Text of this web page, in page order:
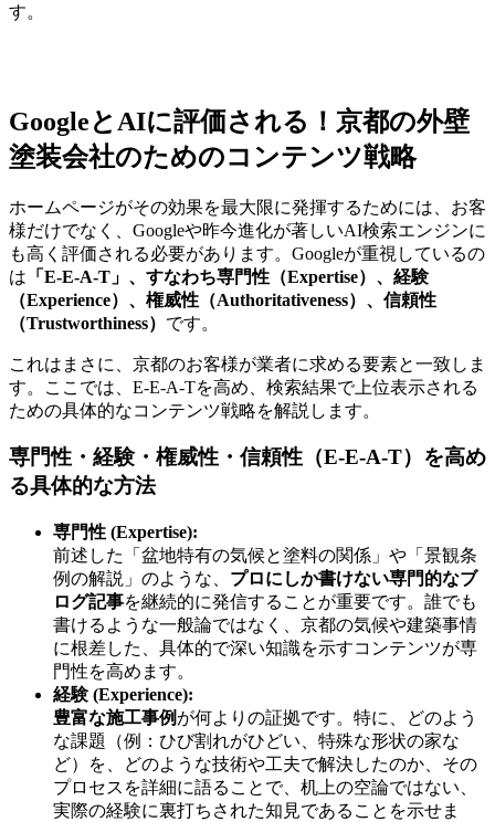
す。
GoogleとAIに評価される！京都の外壁
塗装会社のためのコンテンツ戦略
ホームページがその効果を最大限に発揮するためには、お客
様だけでなく、Googleや昨今進化が著しいAI検索エンジンに
も高く評価される必要があります。Googleが重視しているの
は 「E-E-A-T」、すなわち専門性（Expertise）、経験
（Experience）、権威性（Authoritativeness）、信頼性
（Trustworthiness） です。
これはまさに、京都のお客様が業者に求める要素と一致しま
す。ここでは、E-E-A-Tを高め、検索結果で上位表示される
ための具体的なコンテンツ戦略を解説します。
専門性・経験・権威性・信頼性（E-E-A-T）を高め
る具体的な方法
専門性 (Expertise):
前述した「盆地特有の気候と塗料の関係」や「景観条
例の解説」のような、 プロにしか書けない専門的なブ
ログ記事を継続的に発信することが重要です。誰でも
書けるような一般論ではなく、京都の気候や建築事情
に根差した、具体的で深い知識を示すコンテンツが専
門性を高めます。
経験 (Experience):
豊富な施工事例 が何よりの証拠です。特に、どのよう
な課題（例：ひび割れがひどい、特殊な形状の家な
ど）を、どのような技術や工夫で解決したのか、その
プロセスを詳細に語ることで、机上の空論ではない、
実際の経験に裏打ちされた知見であることを示せま